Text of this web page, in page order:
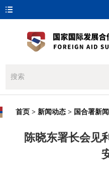
首页 > 新闻动态 > 国合署新闻
陈晓东署长会见